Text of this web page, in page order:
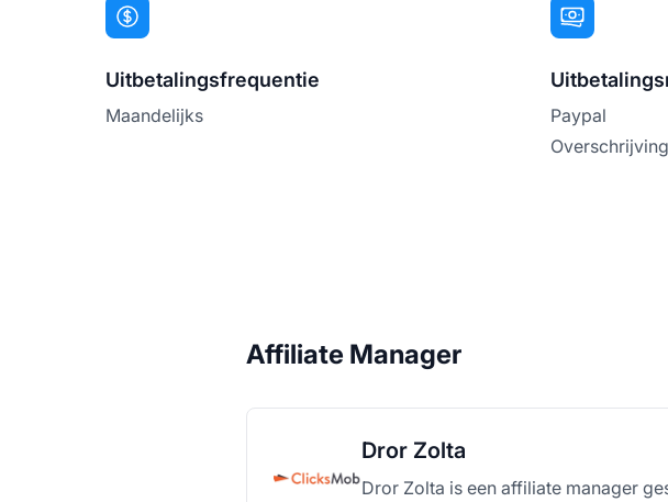
Uitbetalingsfrequentie
Maandelijks
Paypal
Overschrijving
Affiliate Manager
Dror Zolta
Dror Zolta is een affiliate manager